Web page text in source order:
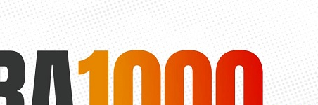
actividad deportiva es una herramienta fundamental para fomentar
y el desarrollo personal de niños y jóvenes.
La subvención concedida permitirá continuar desarrollando las
escuela durante la temporada y seguir mejorando los
deportiva de sus alumnos.